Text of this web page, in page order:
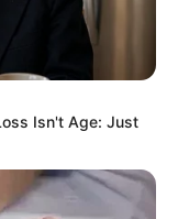
Isn't Age: Just